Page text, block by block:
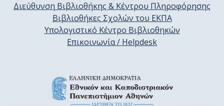
Διεύθυνση Βιβλιοθήκης & Κέντρου Πληροφόρησης
Βιβλιοθήκες Σχολών του ΕΚΠΑ
Υπολογιστικό Κέντρο Βιβλιοθηκών
Επικοινωνία / Helpdesk